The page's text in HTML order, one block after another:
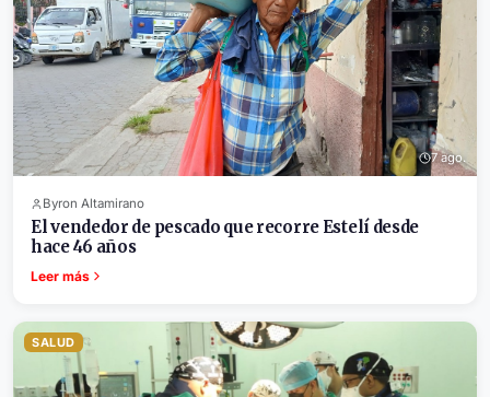
7 ago.
Byron Altamirano
El vendedor de pescado que recorre Estelí desde
hace 46 años
Leer más
SALUD